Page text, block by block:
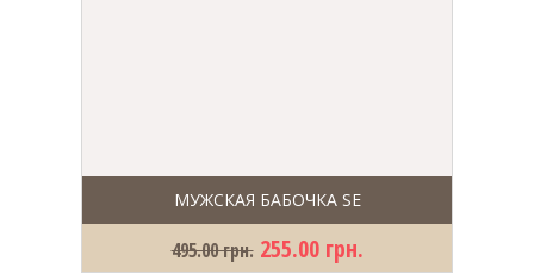
МУЖСКАЯ БАБОЧКА SE
495.00 грн. 255.00 грн.